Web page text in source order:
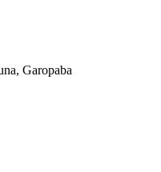
Garopaba